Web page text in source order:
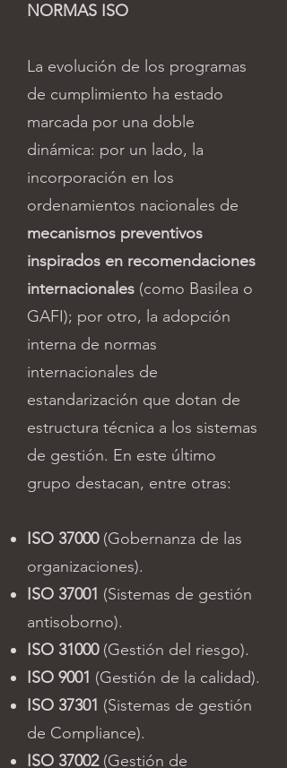
NORMAS ISO
La evolución de los programas
de cumplimiento ha estado
marcada por una doble
dinámica: por un lado, la
incorporación en los
ordenamientos nacionales de
mecanismos preventivos
inspirados en recomendaciones
internacionales (como Basilea o
GAFI); por otro, la adopción
interna de normas
internacionales de
estandarización que dotan de
estructura técnica a los sistemas
de gestión. En este último
grupo destacan, entre otras:
ISO 37000 (Gobernanza de las
organizaciones).
ISO 37001 (Sistemas de gestión
antisoborno).
ISO 31000 (Gestión del riesgo).
ISO 9001 (Gestión de la calidad).
ISO 37301 (Sistemas de gestión
de Compliance).
ISO 37002(Gestión de